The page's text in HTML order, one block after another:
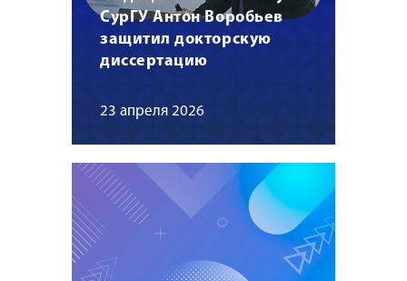
СурГУ Антон Воробьев
защитил докторскую
диссертацию
23 апреля 2026